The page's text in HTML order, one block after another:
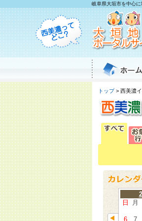
岐阜県大垣市を中心
トップ> 西美濃
日
月
6
7